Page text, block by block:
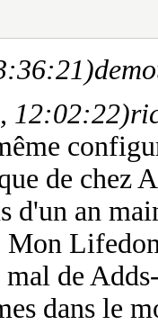
12:02:22)
de chez
d'un an
Mon
mal de
dans le